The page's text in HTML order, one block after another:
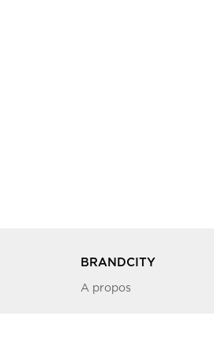
BRANDCITY
A propos